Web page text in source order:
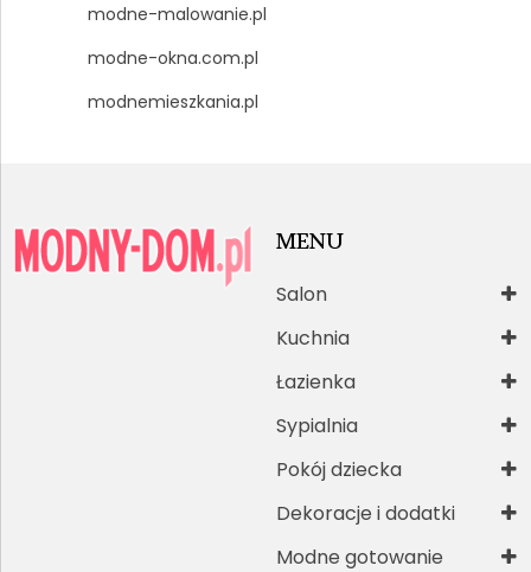
modne-malowanie.pl
modne-okna.com.pl
modnemieszkania.pl
MENU
Salon
Kuchnia
Łazienka
Sypialnia
Pokój dziecka
Dekoracje i dodatki
Modne gotowanie